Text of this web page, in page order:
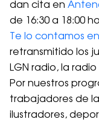
dan cita en
de 16:30 a 18:00
Te lo contamos
retransmitido los
LGN radio, la
Por nuestros
trabajadores de
ilustradores,